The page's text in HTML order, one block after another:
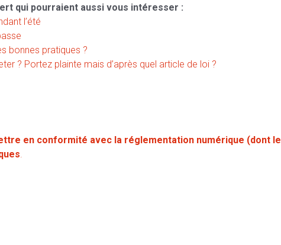
qui pourraient aussi vous intéresser :
l’été
bonnes pratiques ?
? Portez plainte mais d’après quel article de loi ?
en conformité avec la réglementation numérique (dont le
.